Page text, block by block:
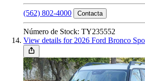
(562) 802-4000 Contacta
Número de Stock: TY235552
View details for 2026 Ford Bronco